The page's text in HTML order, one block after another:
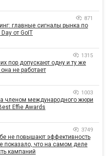
871
главные сигналы рынка по
от GoIT
1315
пор допускают одну и ту же
не работает
1003
членом международного жюри
Effie Awards
3749
не повышают эффективность
показало, что на самом деле
кампаний